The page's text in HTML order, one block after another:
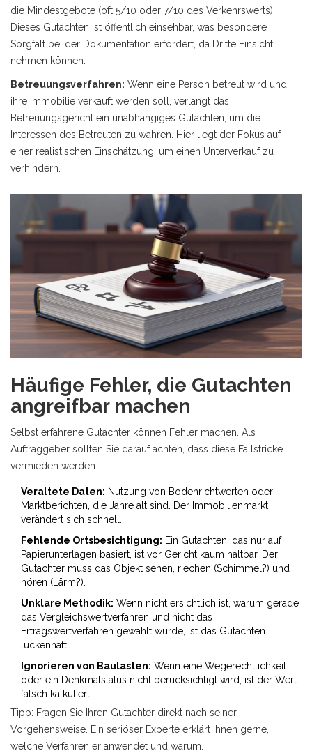
die Mindestgebote (oft 5/10 oder 7/10 des Verkehrswerts).
Dieses Gutachten ist öffentlich einsehbar, was besondere
Sorgfalt bei der Dokumentation erfordert, da Dritte Einsicht
nehmen können.
Betreuungsverfahren: Wenn eine Person betreut wird und
ihre Immobilie verkauft werden soll, verlangt das
Betreuungsgericht ein unabhängiges Gutachten, um die
Interessen des Betreuten zu wahren. Hier liegt der Fokus auf
einer realistischen Einschätzung, um einen Unterverkauf zu
verhindern.
Häufige Fehler, die Gutachten
angreifbar machen
Selbst erfahrene Gutachter können Fehler machen. Als
Auftraggeber sollten Sie darauf achten, dass diese Fallstricke
vermieden werden:
Veraltete Daten: Nutzung von Bodenrichtwerten oder
Marktberichten, die Jahre alt sind. Der Immobilienmarkt
verändert sich schnell.
Fehlende Ortsbesichtigung: Ein Gutachten, das nur auf
Papierunterlagen basiert, ist vor Gericht kaum haltbar. Der
Gutachter muss das Objekt sehen, riechen (Schimmel?) und
hören (Lärm?).
Unklare Methodik: Wenn nicht ersichtlich ist, warum gerade
das Vergleichswertverfahren und nicht das
Ertragswertverfahren gewählt wurde, ist das Gutachten
lückenhaft.
Ignorieren von Baulasten: Wenn eine Wegerechtlichkeit
oder ein Denkmalstatus nicht berücksichtigt wird, ist der Wert
falsch kalkuliert.
Tipp: Fragen Sie Ihren Gutachter direkt nach seiner
Vorgehensweise. Ein seriöser Experte erklärt Ihnen gerne,
welche Verfahren er anwendet und warum.